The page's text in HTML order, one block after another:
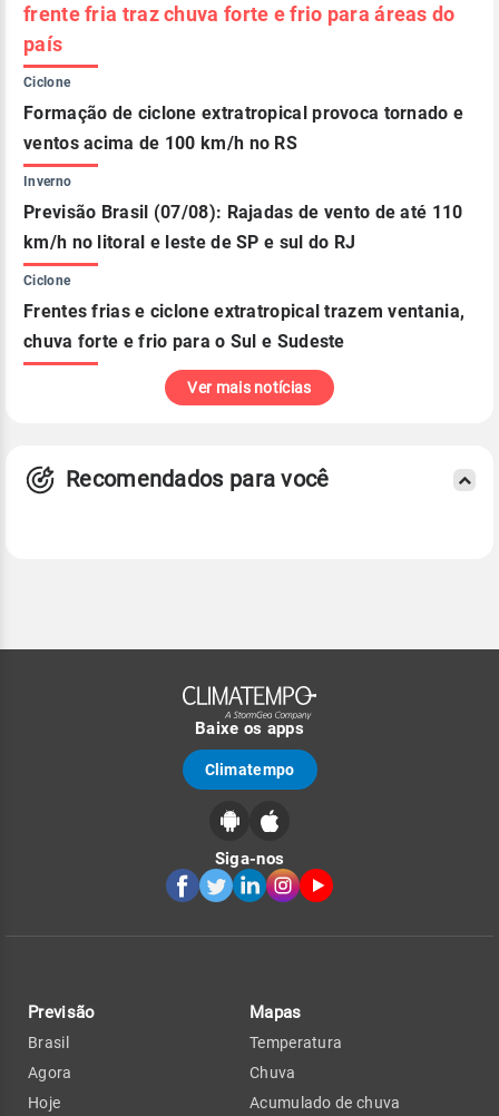
frente fria traz chuva forte e frio para áreas do
país
Ciclone
Formação de ciclone extratropical provoca tornado e
ventos acima de 100 km/h no RS
Inverno
Previsão Brasil (07/08): Rajadas de vento de até 110
km/h no litoral e leste de SP e sul do RJ
Ciclone
Frentes frias e ciclone extratropical trazem ventania,
chuva forte e frio para o Sul e Sudeste
Ver mais notícias
Recomendados para você
Baixe os apps
Climatempo
Siga-nos
Previsão
Brasil
Agora
Hoje
Mapas
Temperatura
Chuva
Acumulado de chuva